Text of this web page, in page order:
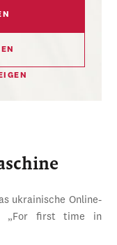
ukrainische Online-
„For first time in